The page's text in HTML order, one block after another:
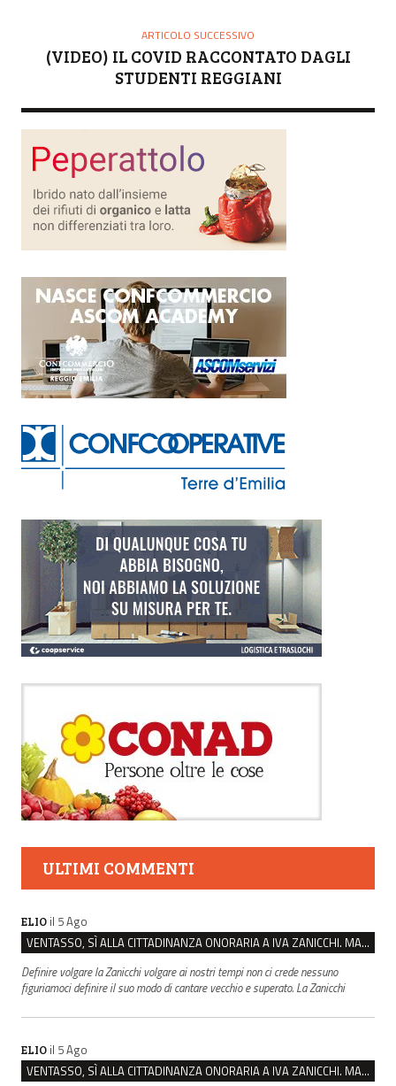
ARTICOLO SUCCESSIVO
(VIDEO) IL COVID RACCONTATO DAGLI
STUDENTI REGGIANI
ULTIMI COMMENTI
ELIO il 5 Ago
VENTASSO, SÌ ALLA CITTADINANZA ONORARIA A IVA ZANICCHI. MA BARGIACCHI: “È DI PESSIMO GUSTO”
Definire volgare la Zanicchi volgare ai nostri tempi non ci crede nessuno
figuriamoci definire il suo modo di cantare vecchio e superato. La Zanicchi
ELIO il 5 Ago
VENTASSO, SÌ ALLA CITTADINANZA ONORARIA A IVA ZANICCHI. MA BARGIACCHI: “È DI PESSIMO GUSTO”